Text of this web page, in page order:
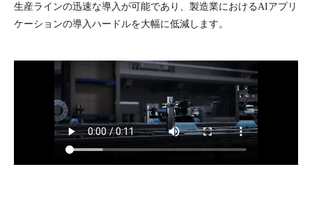
生産ラインの迅速な導入が可能であり、製造業におけるAIアプリ
ケーションの導入ハードルを大幅に低減します。